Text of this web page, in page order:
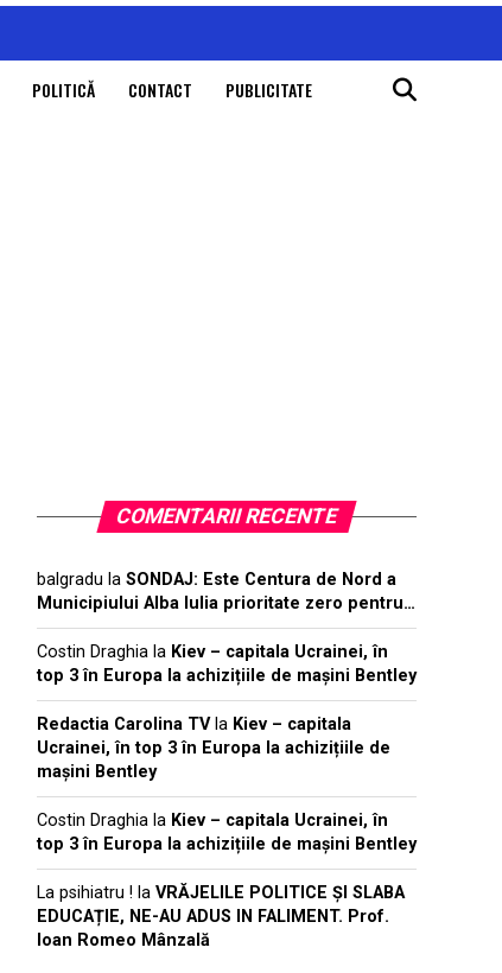
POLITICĂ CONTACT PUBLICITATE
COMENTARII RECENTE
balgradu la SONDAJ: Este Centura de Nord a
Municipiului Alba Iulia prioritate zero pentru…
Costin Draghia la Kiev – capitala Ucrainei, în
top 3 în Europa la achizițiile de mașini Bentley
Redactia Carolina TVla Kiev – capitala
Ucrainei, în top 3 în Europa la achizițiile de
mașini Bentley
Costin Draghia la Kiev – capitala Ucrainei, în
top 3 în Europa la achizițiile de mașini Bentley
La psihiatru ! la VRĂJELILE POLITICE ȘI SLABA
EDUCAȚIE, NE-AU ADUS IN FALIMENT. Prof.
Ioan Romeo Mânzală